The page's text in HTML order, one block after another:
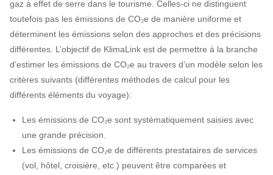
gaz à effet de serre dans le tourisme. Celles-ci ne distinguent
toutefois pas les émissions de CO₂e de manière uniforme et
déterminent les émissions selon des approches et des précisions
différentes. L’objectif de KlimaLink est de permettre à la branche
d’estimer les émissions de CO₂e au travers d’un modèle selon les
critères suivants (différentes méthodes de calcul pour les
différents éléments du voyage):
Les émissions de CO₂e sont systématiquement saisies avec
une grande précision.
Les émissions de CO₂e de différents prestataires de services
(vol, hôtel, croisière, etc.) peuvent être comparées et